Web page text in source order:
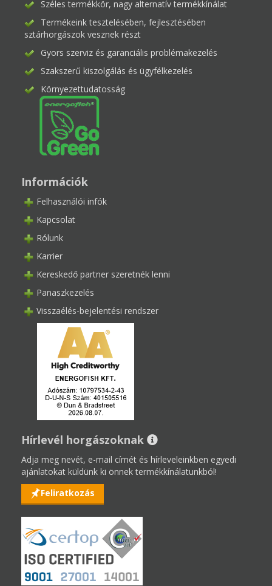
Széles termékkör, nagy alternatív termékkínálat
Termékeink tesztelésében, fejlesztésében
sztárhorgászok vesznek részt
Gyors szerviz és garanciális problémakezelés
Szakszerű kiszolgálás és ügyfélkezelés
Környezettudatosság
Információk
Felhasználói infók
Kapcsolat
Rólunk
Karrier
Kereskedő partner szeretnék lenni
Panaszkezelés
Visszaélés-bejelentési rendszer
Hírlevél horgászoknak
Adja meg nevét, e-mail címét és hírleveleinkben egyedi
ajánlatokat küldünk ki önnek termékkínálatunkból!
Feliratkozás